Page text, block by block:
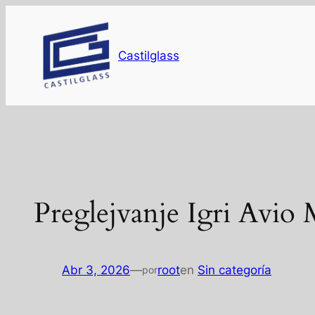
contenido
Castilglass
Preglejvanje Igri Avio
Abr 3, 2026—porrooten Sin categoría